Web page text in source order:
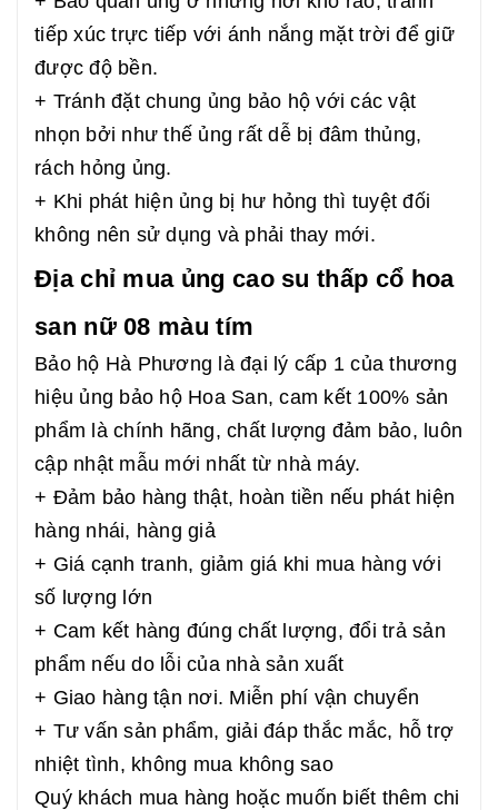
tiếp xúc trực tiếp với ánh nắng mặt trời để giữ
được độ bền.
+ Tránh đặt chung ủng bảo hộ với các vật
nhọn bởi như thế ủng rất dễ bị đâm thủng,
rách hỏng ủng.
+ Khi phát hiện ủng bị hư hỏng thì tuyệt đối
không nên sử dụng và phải thay mới.
Địa chỉ mua ủng cao su thấp cổ hoa
san nữ 08 màu tím
Bảo hộ Hà Phương là đại lý cấp 1 của thương
hiệu ủng bảo hộ Hoa San, cam kết 100% sản
phẩm là chính hãng, chất lượng đảm bảo, luôn
cập nhật mẫu mới nhất từ nhà máy.
+ Đảm bảo hàng thật, hoàn tiền nếu phát hiện
hàng nhái, hàng giả
+ Giá cạnh tranh, giảm giá khi mua hàng với
số lượng lớn
+ Cam kết hàng đúng chất lượng, đổi trả sản
phẩm nếu do lỗi của nhà sản xuất
+ Giao hàng tận nơi. Miễn phí vận chuyển
+ Tư vấn sản phẩm, giải đáp thắc mắc, hỗ trợ
nhiệt tình, không mua không sao
Quý khách mua hàng hoặc muốn biết thêm chi